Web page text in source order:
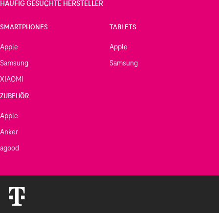
HÄUFIG GESUCHTE HERSTELLER
SMARTPHONES
Apple
Samsung
XIAOMI
TABLETS
Apple
Samsung
ZUBEHÖR
Apple
Anker
agood